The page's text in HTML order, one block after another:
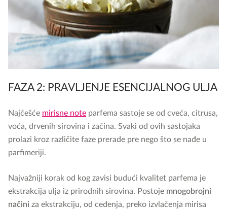
FAZA 2: PRAVLJENJE ESENCIJALNOG ULJA
Najčešće mirisne note parfema sastoje se od cveća, citrusa,
voća, drvenih sirovina i začina. Svaki od ovih sastojaka
prolazi kroz različite faze prerade pre nego što se nađe u
parfimeriji.
Najvažniji korak od kog zavisi budući kvalitet parfema je
ekstrakcija ulja iz prirodnih sirovina. Postoje mnogobrojni
načini za ekstrakciju, od ceđenja, preko izvlačenja mirisa